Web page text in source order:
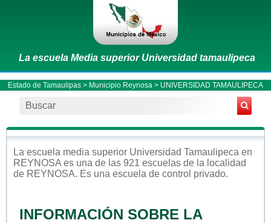
La escuela Media superior Universidad tamaulipeca
Estado de Tamaulipas > Municipio Reynosa > UNIVERSIDAD TAMAULIPECA
La escuela media superior Universidad Tamaulipeca en
REYNOSA es una de las 921 escuelas de la localidad
de REYNOSA. Es una escuela de control privado.
INFORMACIÓN SOBRE LA